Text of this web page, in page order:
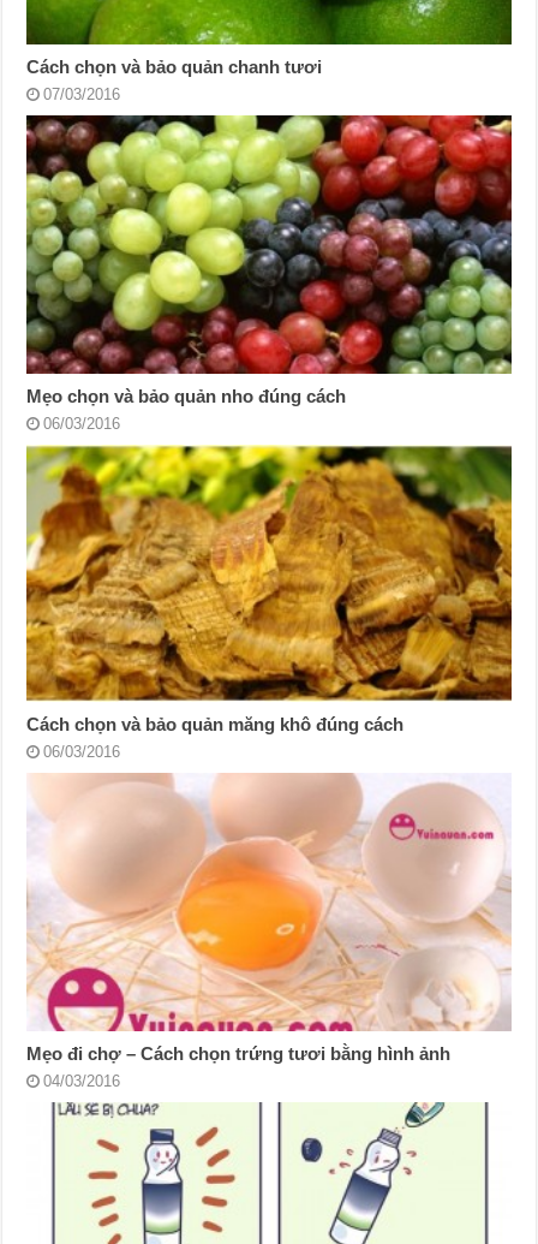
Cách chọn và bảo quản chanh tươi
07/03/2016
Mẹo chọn và bảo quản nho đúng cách
06/03/2016
Cách chọn và bảo quản măng khô đúng cách
06/03/2016
Mẹo đi chợ – Cách chọn trứng tươi bằng hình ảnh
04/03/2016